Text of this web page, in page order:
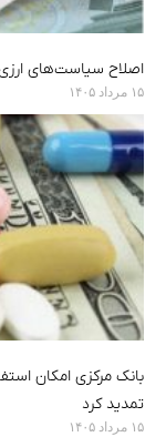
اصلاح سیاست‌های
۱۵ مرداد ۱۴۰۵
بانک مرکزی امکان
تمدید کرد
۱۵ مرداد ۱۴۰۵